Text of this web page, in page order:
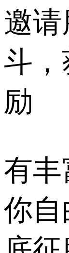
邀
斗，
励
有
你自